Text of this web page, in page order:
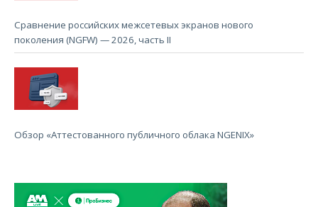
Сравнение российских межсетевых экранов нового
поколения (NGFW) — 2026, часть II
Обзор «Аттестованного публичного облака NGENIX»